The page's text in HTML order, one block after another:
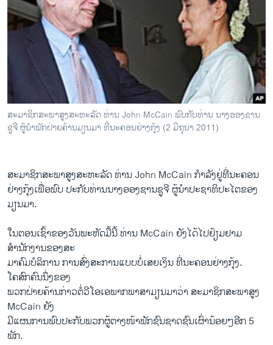
ຊີວິດຊາວລາວ
ຊຸມຊົນຊາວລາວ
ວິທະຍາສາດ-ເທັກໂນໂລຈີ
ພາສາອັງກິດ
ວີດີໂອ
ລາຍງານ
ຕິດຕາມພວກເຮົາ ທີ່
ພາສາຕ່າງໆ
ສະມາຊິກສະພາສູງສະຫະລັດ ທ່ານ John McCain ພົບກັບທ່ານ ນາງອອງຊານ
ຊູຈີ ຜູ້ນຳພັກຝ່າຍຄ້ານມຽນມາ ທີ່ນະຄອນຢ່າງກຸ້ງ (2 ມິຖຸນາ 2011)
ສະມາຊິກສະພາສູງສະຫະລັດ ທ່ານ John McCain ກຳລັງຢູ່ທີ່ນະຄອນ
ຢ່າງກຸ້ງເພື່ອພົບ ປະກັບທ່ານນາງອອງຊານຊູຈີ ຜູ້ນຳປະຊາທິປະໄຕຂອງ
ມຽນມາ.
ໃນຕອນເຊົ້າຂອງວັນພະຫັດມື້ນີ້ ທ່ານ McCain ຍັງໄດ້ໄປຢ້ຽມຢາມ
ສຳນັກງານຂອງສະ
ມາຄົມບໍລິການ ການສົ່ງສະການແບບບໍ່ເສຍເງິນ ທີ່ນະຄອນຢ່າງກຸ້ງ.
ໂຄສົກຄົນນຶ່ງຂອງ
ພວກຝ່າຍຄ້ານກ່າວຕໍ່ວີໂອເອພາກພາສາມຽນມາວ່າ ສະມາຊິກສະພາສູງ
McCain ຍັງ
ມີແຜນການພົບປະກັບພວກຜູ້ຕາງໜ້າພັກຊົນຊາດຊົນເຜົ່ານ້ອຍໆອີກ 5
ພັກ.